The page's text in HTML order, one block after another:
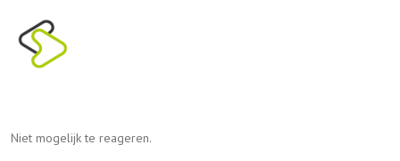
Niet mogelijk te reageren.